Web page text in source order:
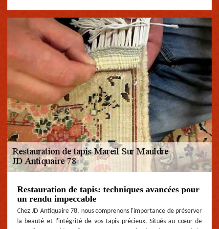
Restauration de tapis: techniques avancées pour
un rendu impeccable
Chez JD Antiquaire 78, nous comprenons l'importance de préserver
la beauté et l'intégrité de vos tapis précieux. Situés au cœur de